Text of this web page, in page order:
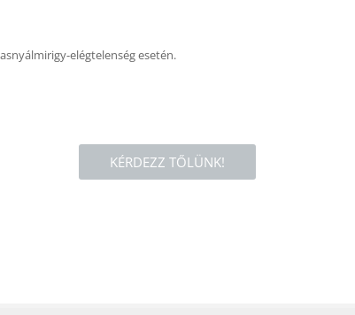
elégtelenség esetén.
KÉRDEZZ TŐLÜNK!